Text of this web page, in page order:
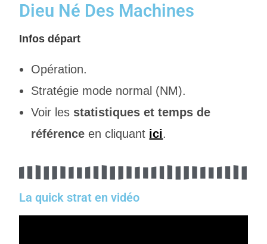
Dieu Né Des Machines
Infos départ
Opération.
Stratégie mode normal (NM).
Voir les statistiques et temps de
référence en cliquant ici.
La quick strat en vidéo